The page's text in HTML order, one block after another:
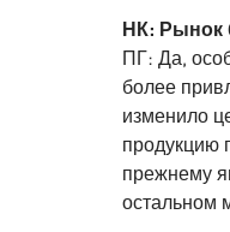
НК: Рынок
ПГ: Да,
более
изменило
продукцию
прежнему
остальном